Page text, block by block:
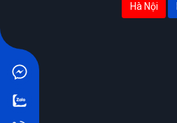
Hà Nội